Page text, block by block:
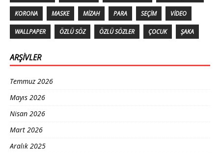
KORONA MASKE MIZAH PARA SEÇIM VIDEO
WALLPAPER ÖZLÜ SÖZ ÖZLÜ SÖZLER ÇOCUK ŞAKA
ARŞIVLER
Temmuz 2026
Mayıs 2026
Nisan 2026
Mart 2026
Aralık 2025